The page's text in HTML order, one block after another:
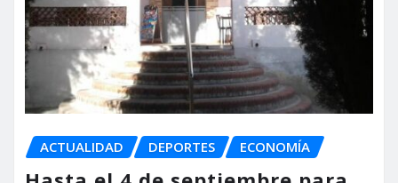
ACTUALIDAD DEPORTES ECONOMÍA